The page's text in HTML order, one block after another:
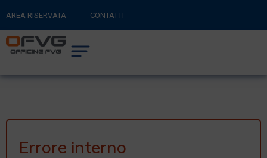
AREA RISERVATA CONTATTI
RITORNA AL SITO PRINCIPALE
CARRELLO
Errore interno